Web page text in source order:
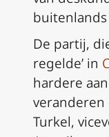
De partij,
regelde’ in
hardere
veranderen
Turkel,